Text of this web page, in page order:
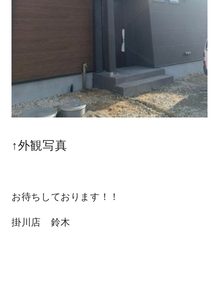
↑外観写真
お待ちしております！！
掛川店 鈴木